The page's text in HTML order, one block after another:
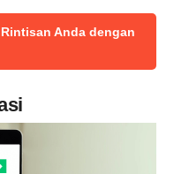
Anda dengan